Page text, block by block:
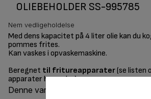
OLIEBEHOLDER SS-995785
Nem vedligeholdelse
Med dens kapacitet på 4 liter olie kan du
pommes frites.
Kan vaskes i opvaskemaskine.
Beregnet til fritureapparater(se listen
apparater herunder)
Denne vare er kombatilbel med